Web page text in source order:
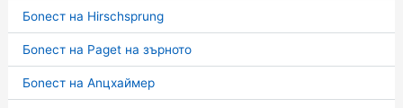
Боnест на Hirschsprung
Боnест на Paget на зърното
Боnест на Аnцхаймер